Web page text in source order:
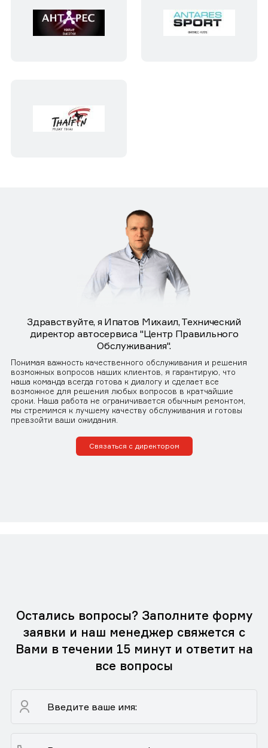
Здравствуйте, я Ипатов Михаил, Технический
директор автосервиса "Центр Правильного
Обслуживания".
Понимая важность качественного обслуживания и решения
возможных вопросов наших клиентов, я гарантирую, что
наша команда всегда готова к диалогу и сделает все
возможное для решения любых вопросов в кратчайшие
сроки. Наша работа не ограничивается обычным ремонтом,
мы стремимся к лучшему качеству обслуживания и готовы
превзойти ваши ожидания.
Связаться с директором
Остались вопросы? Заполните форму
заявки и наш менеджер свяжется с
Вами в течении 15 минут и ответит на
все вопросы